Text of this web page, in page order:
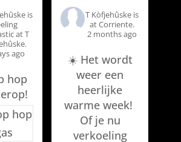
is
at T
ago
hop
T Kòfjehûske is
at Corriente.
2 months ago
☀️ Het wordt
weer een
heerlijke
warme week!
Of je nu
verkoeling